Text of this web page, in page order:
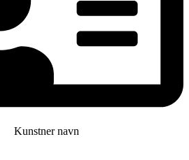
Kunstner navn